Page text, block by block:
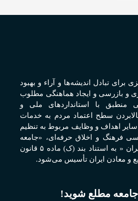
برای تبادل انديشه‌ها و آراء و بهبود
و بازرسی و ايجاد هماهنگی مطلوب
منطبق با استانداردهای ملی و
بالابردن سطح اعتماد مردم به خدمات
اهداف و وظايف مربوط به تنظيم
فرهنگ و اخلاق حرفه‌ای، «جامعه
مميزی و بازرسی ايران « به استناد بند (ک) ماده ۵ قانون
و معادن ايران تأسيس می‌شود.
جامعه مطلع شوید!